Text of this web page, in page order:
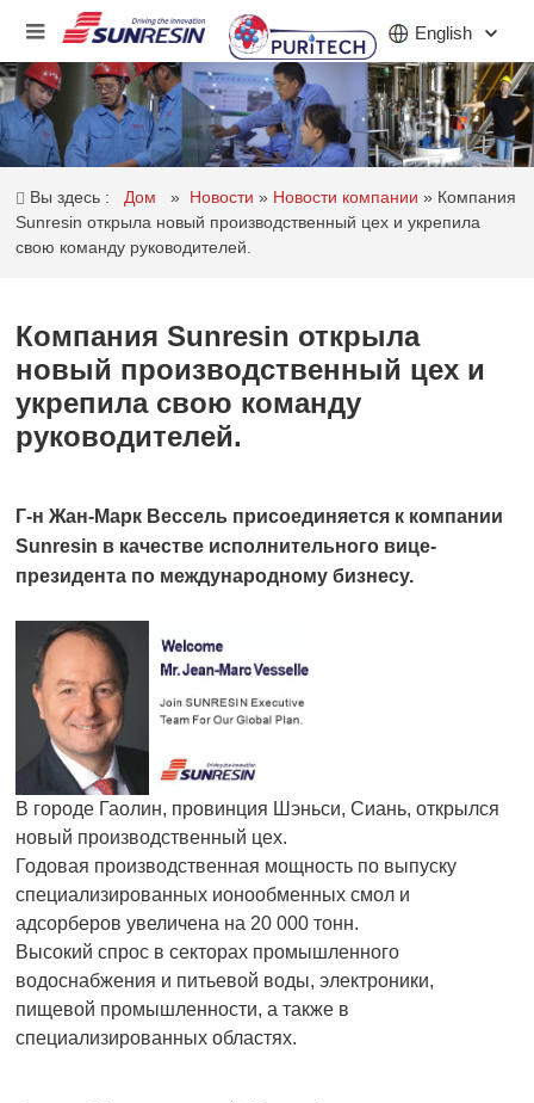
English
КОМПАНИЯ
ПРОДУКТ
НОВОСТИ
КАРЬЕРА
Вы здесь : Дом » Новости» Новости компании» Компания
Sunresin открыла новый производственный цех и укрепила
свою команду руководителей.
Компания Sunresin открыла
новый производственный цех и
укрепила свою команду
руководителей.
Г-н Жан-Марк Вессель присоединяется к компании
Sunresin в качестве исполнительного вице-
президента по международному бизнесу.
В городе Гаолин, провинция Шэньси, Сиань, открылся
новый производственный цех.
Годовая производственная мощность по выпуску
специализированных ионообменных смол и
адсорберов увеличена на 20 000 тонн.
Высокий спрос в секторах промышленного
водоснабжения и питьевой воды, электроники,
пищевой промышленности, а также в
специализированных областях.